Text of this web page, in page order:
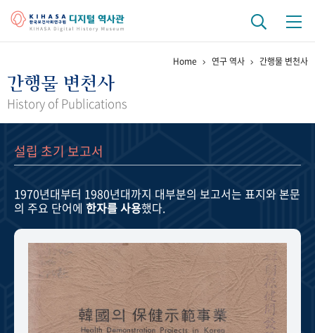
걸어온 길 기관 변천사
정책과 연구 키워드로 보는 연구 역사
연구자들
기록물 아카이브
사진 아카이브 문서 기록물 행정박물 영상 기록물
주년 기념
성과 50선 숫자로 보는 50년 50+1주년 광장
Home 연구 역사 간행물 변천사
간행물 변천사
History of Publications
설립 초기 보고서
1970년대부터 1980년대까지 대부분의 보고서는 표지와 본문
의 주요 단어에 한자를 사용했다.